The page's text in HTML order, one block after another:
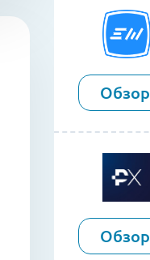
Обзор
Обзор